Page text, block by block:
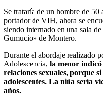
Se trataría de un hombre de 50
portador de VIH, ahora se
siendo internado en una sala
Gumucio» de Montero.
Durante el abordaje realizado
Adolescencia, la menor
relaciones sexuales, porque
adolescentes. La niña sería
años.